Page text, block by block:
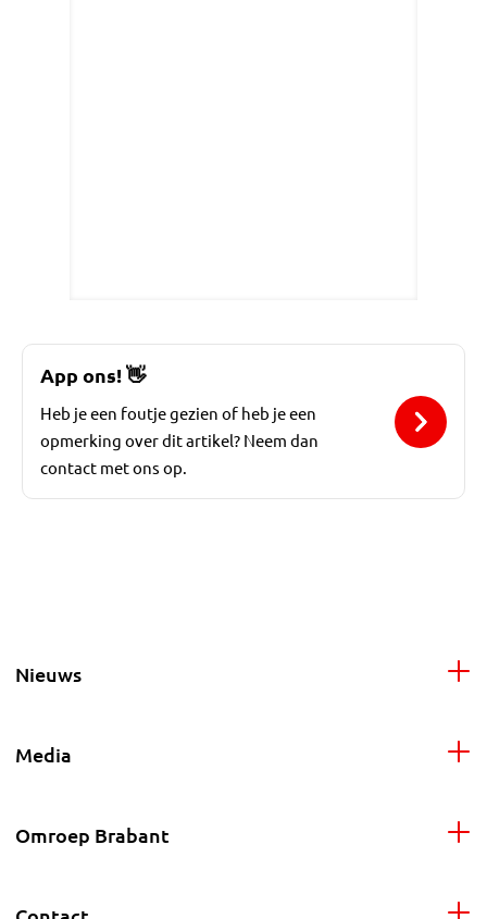
App ons!👋
Heb je een foutje gezien of heb je een
opmerking over dit artikel? Neem dan
contact met ons op.
Nieuws
Media
Omroep Brabant